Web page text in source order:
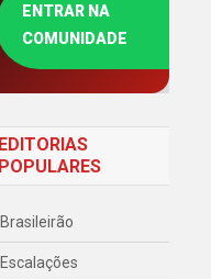
ENTRAR NA
COMUNIDADE
EDITORIAS
POPULARES
Brasileirão
Escalações